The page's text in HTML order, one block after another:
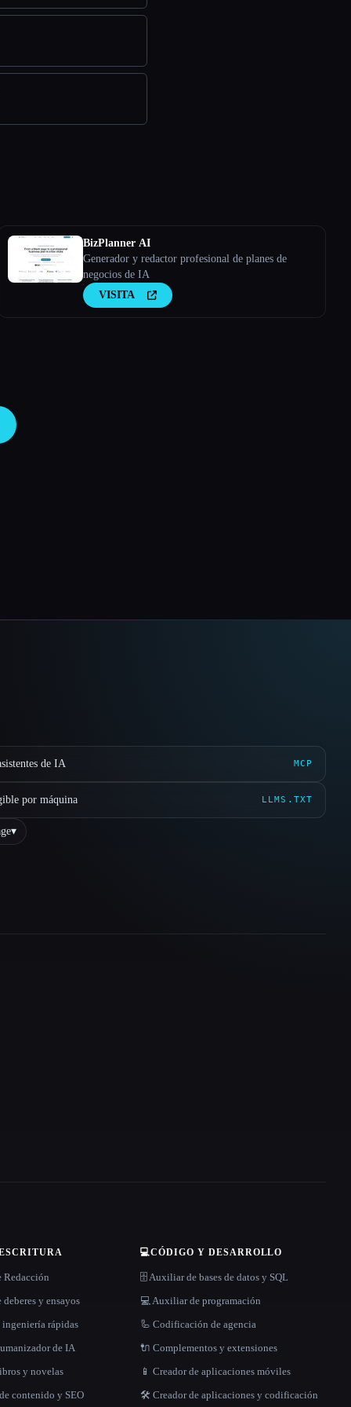
BizPlanner AI
Generador y redactor profesional de planes de
negocios de IA
VISITA
de IA MCP
por máquina LLMS.TXT
▾
y ensayos
rápidas
de IA
y novelas
contenido y SEO
💻CÓDIGO Y DESARROLLO
🗄️ Auxiliar de bases de datos y SQL
💻 Auxiliar de programación
🦾 Codificación de agencia
🔌 Complementos y extensiones
📱 Creador de aplicaciones móviles
🛠️ Creador de aplicaciones y codificación